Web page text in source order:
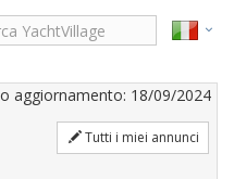
Tutti i miei annunci
aggiornamento: 18/09/2024